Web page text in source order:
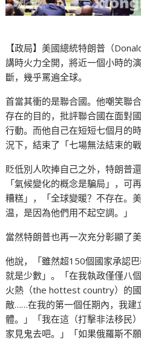
【政局】美國總統特朗普（
講時火力全開，將近一個小時的
斷，幾乎罵遍全球。
首當其衝的是聯合國。他嘲笑聯
存在的目的，批評聯合國在面對
行動。而他自己在短短七個月的
況下，結束了「七場無法結束的戰
貶低別人吹捧自己之外，特朗普
「氣候變化的概念是騙局」，可
糟糕」，「全球變暖？不存在。
温，是因為他們用不起空調。」
當然特朗普也再一次充分彰顯了
他說，「雖然超150個國家承認
就是少數」。「在我執政僅僅八
火熱（the hottest country）的
敵……在我的第一個任期內，我建
體。」「我在這（打擊非法移民
家見鬼去吧。」「如果俄羅斯不